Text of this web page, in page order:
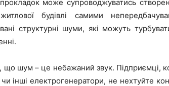
може супроводжуватись
будівлі самими
структурні шуми, які можуть
що шум – це небажаний звук. Підприємці,
інші електрогенератори, не нехтуйте